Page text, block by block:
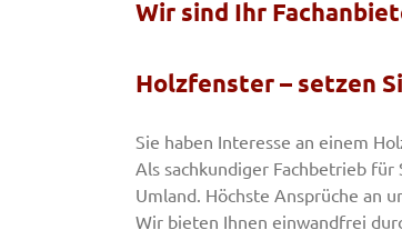
Wir sind Ihr
Holzfenster – setzen
Sie haben Interesse an einem
Als sachkundiger Fachbetrieb
Umland. Höchste Ansprüche an
Wir bieten Ihnen einwandfrei